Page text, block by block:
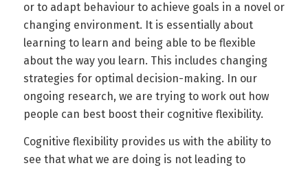
or to adapt behaviour to achieve goals in a novel or
changing environment. It is essentially about
learning to learn and being able to be flexible
about the way you learn. This includes changing
strategies for optimal decision-making. In our
ongoing research, we are trying to work out how
people can best boost their cognitive flexibility.
Cognitive flexibility provides us with the ability to
see that what we are doing is not leading to